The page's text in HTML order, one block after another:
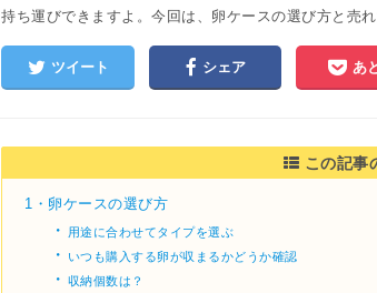
持ち運びできますよ。今回は、卵ケースの選び方と売
ツイート シェア あ
この記事
1・ 卵ケースの選び方
・ 用途に合わせてタイプを選ぶ
・ いつも購入する卵が収まるかどうか確認
・ 収納個数は？